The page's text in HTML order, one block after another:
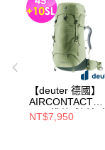
【deuter 德國】
AIRCONTACT
LITE拔熱式透氣背
包/登山背包
NT$7,950